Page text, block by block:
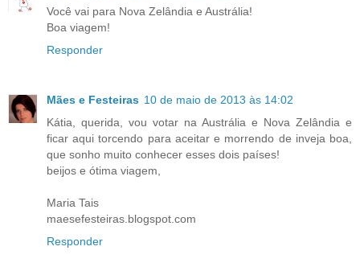
Você vai para Nova Zelândia e Austrália!
Boa viagem!
Responder
Mães e Festeiras 10 de maio de 2013 às 14:02
Kátia, querida, vou votar na Austrália e Nova Zelândia e
ficar aqui torcendo para aceitar e morrendo de inveja boa,
que sonho muito conhecer esses dois países!
beijos e ótima viagem,
Maria Tais
maesefesteiras.blogspot.com
Responder